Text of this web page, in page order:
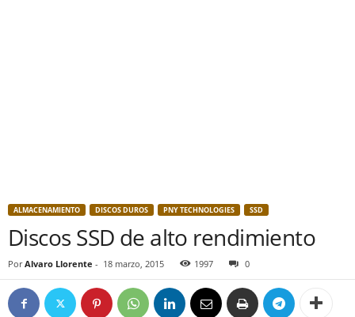
ALMACENAMIENTO DISCOS DUROS PNY TECHNOLOGIES SSD
Discos SSD de alto rendimiento
Por Alvaro Llorente - 18 marzo, 2015 1997 0